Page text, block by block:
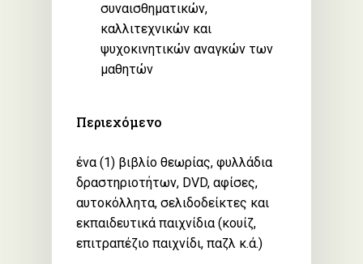
συναισθηματικών,
καλλιτεχνικών και
ψυχοκινητικών αναγκών των
μαθητών
Περιεχόμενο
ένα (1) βιβλίο θεωρίας, φυλλάδια
δραστηριοτήτων, DVD, αφίσες,
αυτοκόλλητα, σελιδοδείκτες και
εκπαιδευτικά παιχνίδια (κουίζ,
επιτραπέζιο παιχνίδι, παζλ κ.ά.)